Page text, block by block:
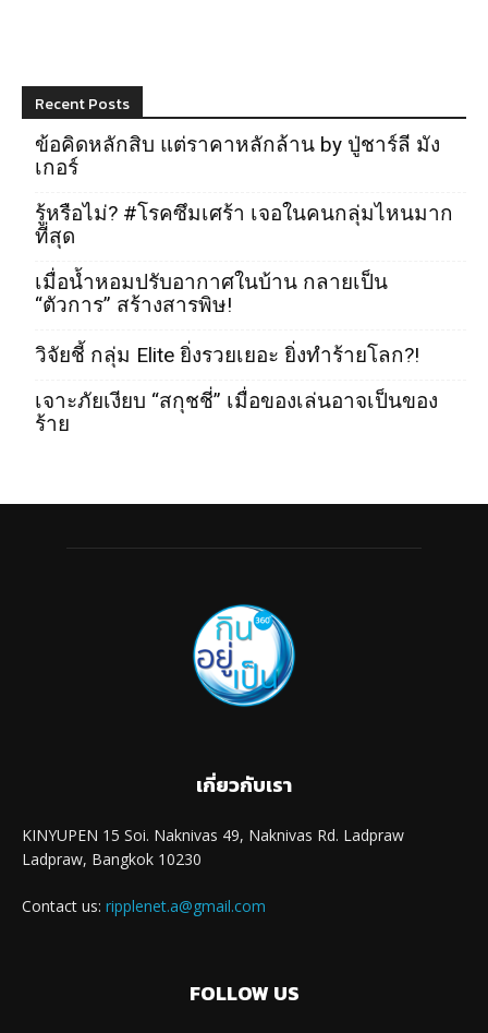
Recent Posts
ข้อคิดหลักสิบ แต่ราคาหลักล้าน by ปู่ชาร์ลี มัง
เกอร์
รู้หรือไม่? #โรคซึมเศร้า เจอในคนกลุ่มไหนมาก
ที่สุด
เมื่อน้ำหอมปรับอากาศในบ้าน กลายเป็น
“ตัวการ” สร้างสารพิษ!
วิจัยชี้ กลุ่ม Elite ยิ่งรวยเยอะ ยิ่งทำร้ายโลก?!
เจาะภัยเงียบ “สกุชชี่” เมื่อของเล่นอาจเป็นของ
ร้าย
เกี่ยวกับเรา
KINYUPEN 15 Soi. Naknivas 49, Naknivas Rd. Ladpraw
Ladpraw, Bangkok 10230
Contact us: ripplenet.a@gmail.com
FOLLOW US